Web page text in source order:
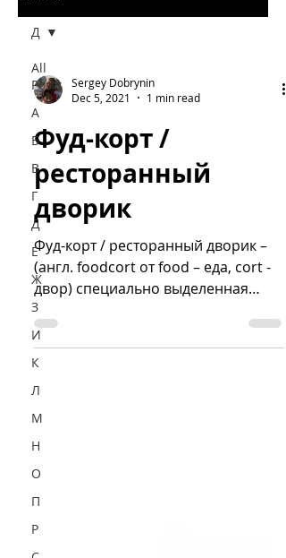
All
Posts
А
Б
В
Г
Д
Е
Ж
З
И
К
Л
М
Н
О
П
Р
Д
Sergey Dobrynin
Dec 5, 2021
1 min read
Фуд-корт /
ресторанный
дворик
Фуд-корт / ресторанный дворик –
(англ. foodcort от food – еда, cort -
двор) специально выделенная
зона питания в торгово-
развлекательном...